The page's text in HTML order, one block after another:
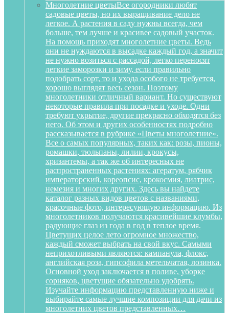
Многолетние цветыВсе огородники любят
садовые цветы, но их выращивание дело не
легкое. А растения в саду нужны всегда, чем
больше, тем лучше и красивее садовый участок.
На помощь приходят многолетние цветы. Ведь
они не нуждаются в высадке каждый год, а значит
не нужно возиться с рассадой, легко переносят
легкие заморозки и зиму, если правильно
подобрать сорт, то и ухода особого не требуется,
хорошо выглядят весь сезон. Поэтому
многолетники отличный вариант. Но существуют
некоторые правила при посадке и уходе. Одни
требуют укрытие, другие прекрасно обходятся без
него. Об этом и других особенностях подробно
рассказывается в рубрике «Цветы многолетние».
Все о самых популярных, таких как: розы, пионы,
ромашки, тюльпаны, лилии, крокусы,
хризантемы, а так же об интересных не
распространенных растениях: агератум, рябчик
императорский, кореопсис, крокосмия, лиатрис,
немезия и многих других. Здесь вы найдете
каталог разных видов цветов с названиями,
красочные фото, интересующую информацию. Из
многолетников получаются красивейшие клумбы,
радующие глаз из года в год в теплое время.
Цветущих целое лето огромное множество,
каждый сможет выбрать на свой вкус. Самыми
неприхотливыми являются: кампанула, флокс,
английская роза, гипсофила метельчатая, лозинка.
Основной уход заключается в поливе, уборке
сорняков, цветущие обязательно удобрять.
Изучайте информацию представленную ниже и
выбирайте самые лучшие композиции для дачи из
многолетних цветов представленных…